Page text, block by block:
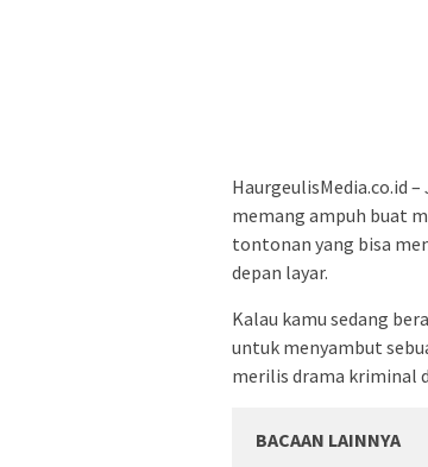
HaurgeulisMedia.co.id
memang ampuh buat
tontonan yang bisa
depan layar.
Kalau kamu sedang
untuk menyambut
merilis drama kriminal
BACAAN LAINNYA